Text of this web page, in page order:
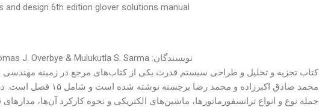
and design 6th edition glover solutions manual
نویسندگان: J. Duncan Glover & Thomas J. Overbye & Mulukutla S. Sarma
کتاب تجزیه و تحلیل و طراحی سیستم قدرت یکی از کتاب‌های مرجع در زمینه
محمد صادق اکبرزاده و
جمله نوع و انواع ترانسفورماتورها، ماشین‌های الکتریکی و نحوه کارکرد آن‌ها،